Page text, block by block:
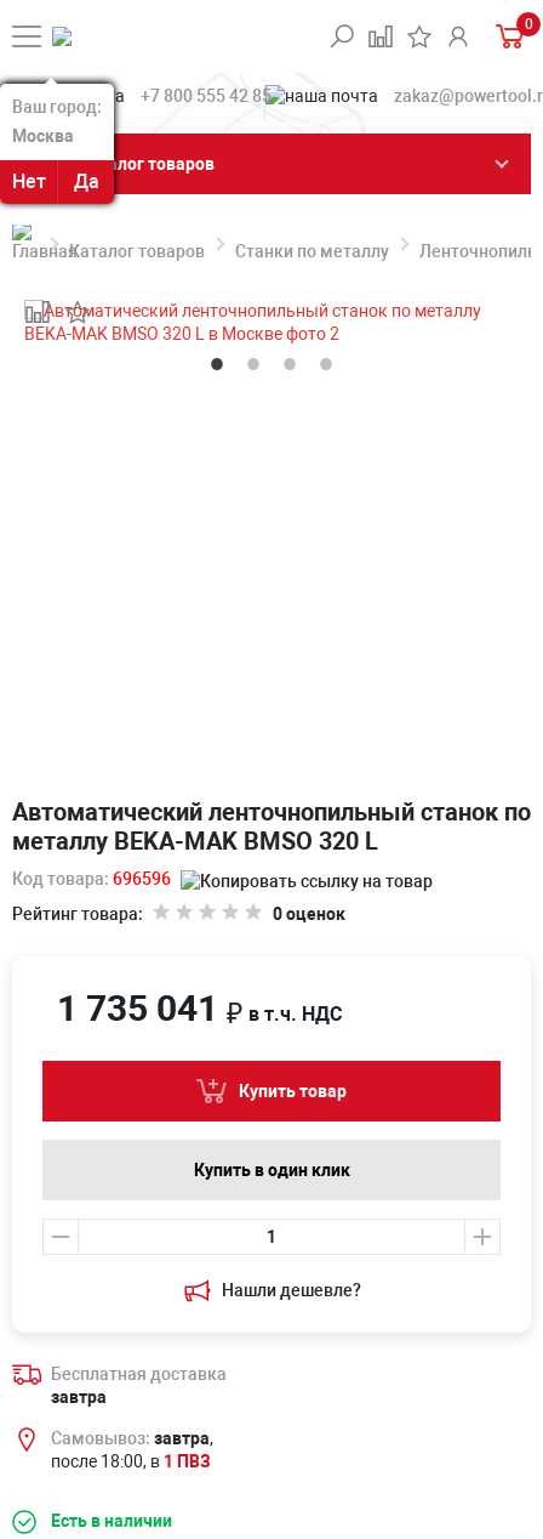
Ваш город:
Москва
Нет Да
Ваш город:
Москва
Нет Да
0
+7 800 555 42 85
Каталог товаров
Каталог товаров Станки по металлу
Автоматический ленточнопильный станок по
металлу BEKA-MAK BMSO 320 L
Код товара: 696596
Рейтинг товара:
0 оценок
Нашли дешевле?
1 735 041 ₽ в т.ч. НДС
Купить товар
Купить в один клик
Бесплатная доставка
завтра
Самовывоз: завтра,
после 18:00, в 1 ПВЗ
Есть в наличии